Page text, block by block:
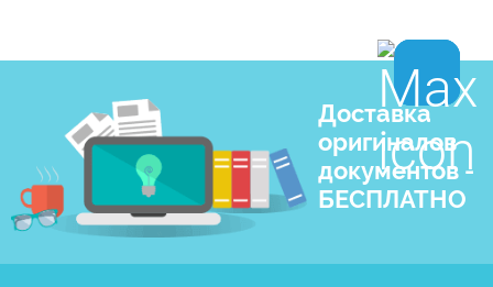
Доставка
оригиналов
документов -
БЕСПЛАТНО